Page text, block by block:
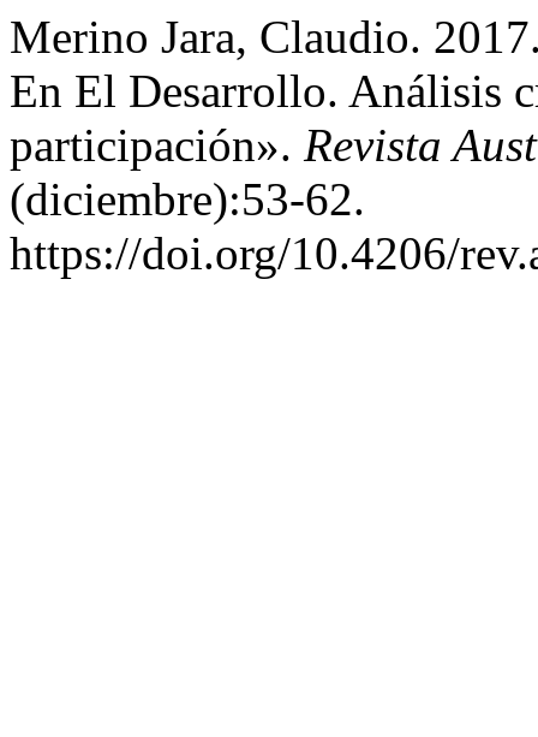
Merino Jara, Claudio.
En El Desarrollo. Análisis
participación». Revista
(diciembre):53-62.
https://doi.org/10.4206/